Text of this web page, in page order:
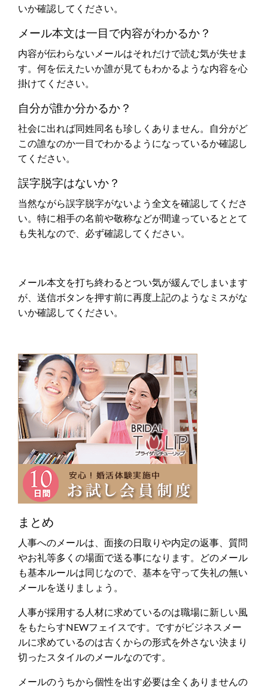
いか確認してください。
メール本文は一目で内容がわかるか？
内容が伝わらないメールはそれだけで読む気が失せま
す。何を伝えたいか誰が見てもわかるような内容を心
掛けてください。
自分が誰か分かるか？
社会に出れば同姓同名も珍しくありません。自分がど
この誰なのか一目でわかるようになっているか確認し
てください。
誤字脱字はないか？
当然ながら誤字脱字がないよう全文を確認してくださ
い。特に相手の名前や敬称などが間違っているととて
も失礼なので、必ず確認してください。
メール本文を打ち終わるとつい気が緩んでしまいます
が、送信ボタンを押す前に再度上記のようなミスがな
いか確認してください。
まとめ
人事へのメールは、面接の日取りや内定の返事、質問
やお礼等多くの場面で送る事になります。どのメール
も基本ルールは同じなので、基本を守って失礼の無い
メールを送りましょう。
人事が採用する人材に求めているのは職場に新しい風
をもたらすNEWフェイスです。ですがビジネスメー
ルに求めているのは古くからの形式を外さない決まり
切ったスタイルのメールなのです。
メールのうちから個性を出す必要は全くありませんの